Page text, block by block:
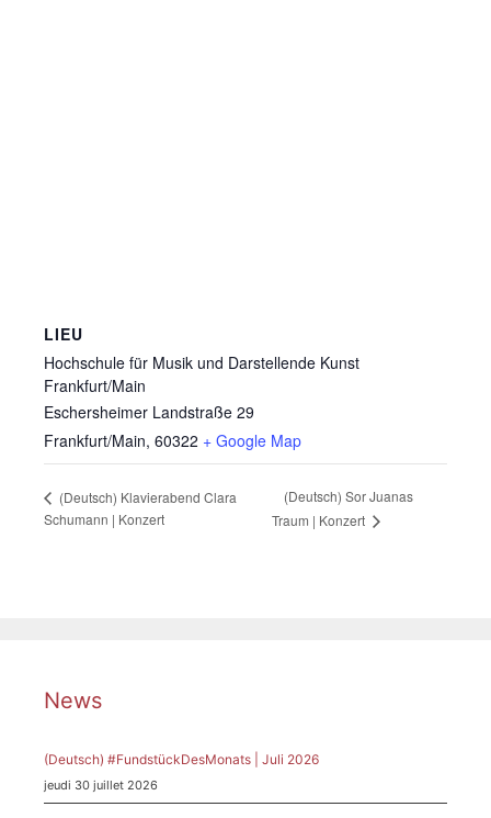
LIEU
Hochschule für Musik und Darstellende Kunst
Frankfurt/Main
Eschersheimer Landstraße 29
Frankfurt/Main, 60322 + Google Map
(Deutsch) Klavierabend Clara
Schumann | Konzert
(Deutsch) Sor Juanas
Traum | Konzert
News
(Deutsch) #FundstückDesMonats | Juli 2026
jeudi 30 juillet 2026